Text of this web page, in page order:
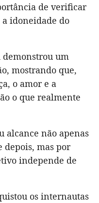
de verificar
idoneidade do
um
mostrando que,
o amor e a
o que realmente
alcance não apenas
depois, mas por
independe de
os internautas